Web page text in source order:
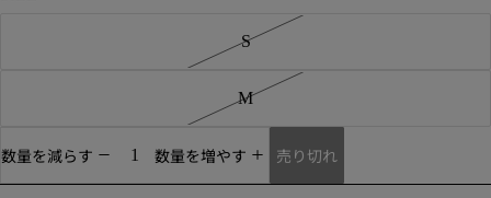
S
M
数量を減らす 数量を増やす 売り切れ